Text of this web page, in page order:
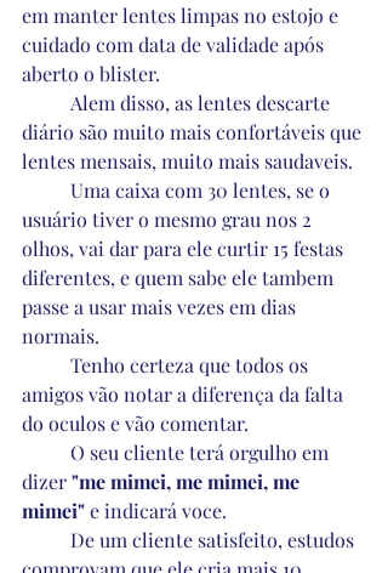
em manter lentes limpas no estojo e
cuidado com data de validade após
aberto o blister.
diário são muito mais confortáveis que
lentes mensais, muito mais saudaveis.
usuário tiver o mesmo grau nos 2
olhos, vai dar para ele curtir 15 festas
diferentes, e quem sabe ele tambem
passe a usar mais vezes em dias
normais.
amigos vão notar a diferença da falta
do oculos e vão comentar.
dizer "me mimei, me mimei, me
mimei" e indicará voce.